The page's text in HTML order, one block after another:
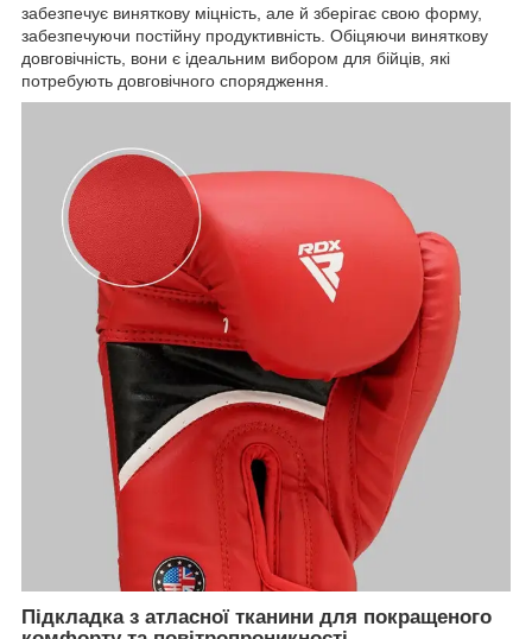
забезпечує виняткову міцність, але й зберігає свою форму,
забезпечуючи постійну продуктивність. Обіцяючи виняткову
довговічність, вони є ідеальним вибором для бійців, які
потребують довговічного спорядження.
Підкладка з атласної тканини для покращеного